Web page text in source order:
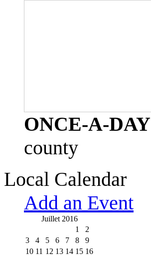
ONCE-A-DAY
county
Local Calendar
Add an Event
Juillet 2016
1
2
3
4 5 6 7 8
9
10 11 12 13 14 15 16